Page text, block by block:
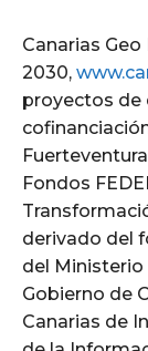
Canarias
2030,
proyectos de
Fondos
derivado del
del Ministerio
Gobierno de
Canarias de